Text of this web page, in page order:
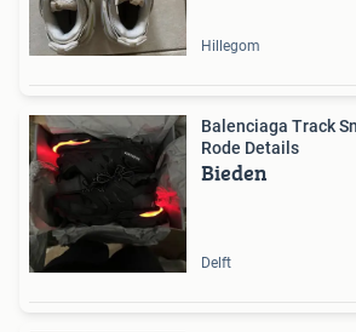
Hillegom
Balenciaga Track
Rode Details
Bieden
Delft